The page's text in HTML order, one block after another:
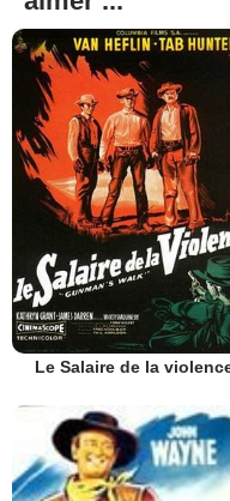
Le Salaire de la